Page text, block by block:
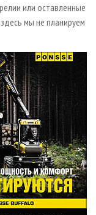
или оставленные
мы не планируем